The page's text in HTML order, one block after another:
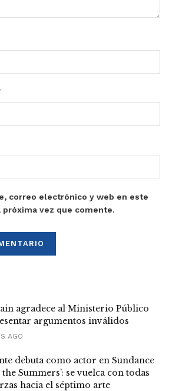
correo electrónico y web en este
próxima vez que comente.
agradece al Ministerio Público
argumentos inválidos
AGO
debuta como actor en Sundance
the Summers’: se vuelca con todas
hacia el séptimo arte